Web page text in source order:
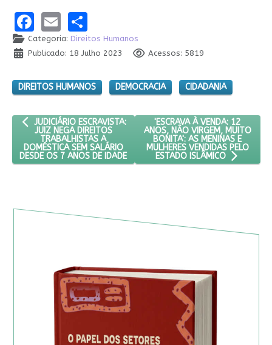
Facebook
EmailShare
Categoria: Direitos Humanos
Publicado: 18 Julho 2023
Acessos: 5819
DIREITOS HUMANOS DEMOCRACIA CIDADANIA
ARTIGO ANTERIOR: JUDICIÁRIO ESCRAVISTA: JUIZ NEGA
JUDICIÁRIO ESCRAVISTA:
JUIZ NEGA DIREITOS
TRABALHISTAS A
DOMÉSTICA SEM SALÁRIO
DESDE OS 7 ANOS DE IDADE
PRÓXIMO ARTIGO: 'ESCRAVA
'ESCRAVA À VENDA: 12
ANOS, NÃO VIRGEM, MUITO
BONITA': AS MENINAS E
MULHERES VENDIDAS PELO
ESTADO ISLÂMICO